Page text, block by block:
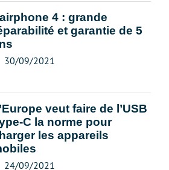
4 : grande
et garantie de 5
30/09/2021
veut faire de l’USB
C la norme pour
les appareils
24/09/2021